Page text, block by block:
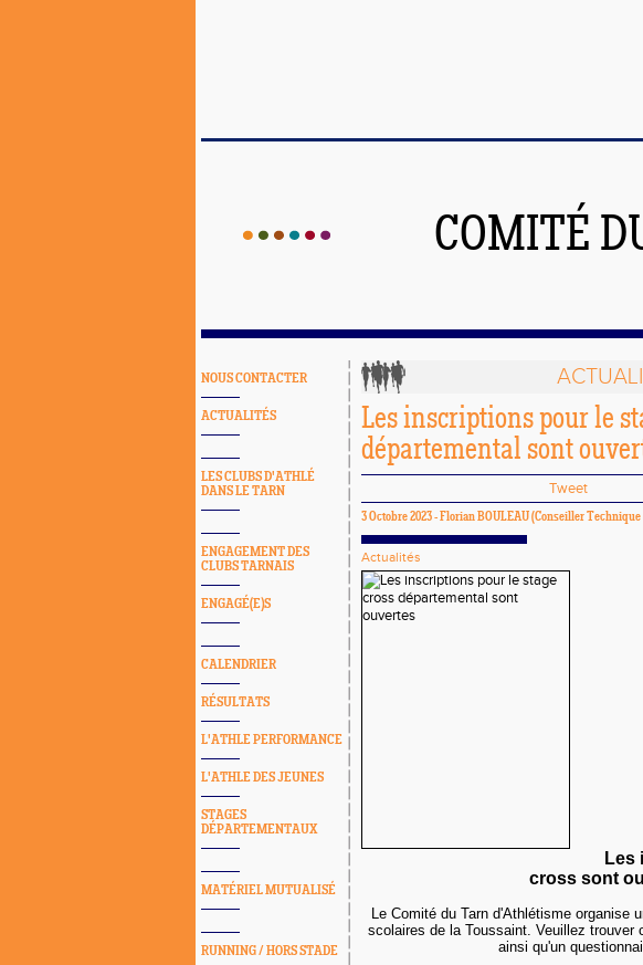
COMITÉ
NOUS CONTACTER
ACTUALITÉS
LES CLUBS D'ATHLÉ
DANS LE TARN
ENGAGEMENT DES
CLUBS TARNAIS
ENGAGÉ(E)S
CALENDRIER
RÉSULTATS
L'ATHLE PERFORMANCE
L'ATHLE DES JEUNES
STAGES
DÉPARTEMENTAUX
MATÉRIEL MUTUALISÉ
RUNNING / HORS STADE
Les inscriptions pour le
départemental sont
Tweet
3 Octobre 2023 -Florian BOULEAU(Conseiller
Actualités
Les
cross sont
Le Comité du Tarn d'Athlétisme organise
scolaires de la Toussaint. Veuillez
ainsi qu'un